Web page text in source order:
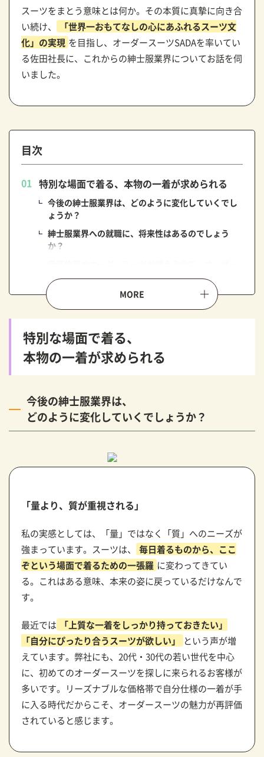
スーツをまとう意味とは何か。その本質に真摯に向き合
い続け、
「世界一おもてなしの心にあふれるスーツ文
化」の実現 を目指し、オーダースーツSADAを率いてい
る佐田社長に、これからの紳士服業界についてお話を伺
いました。
目次
特別な場面で着る、本物の一着が求められる
今後の紳士服業界は、どのように変化していくでし
ょうか？
紳士服業界への就職に、将来性はあるのでしょう
か？
スーツSADA様ならではの強みは何でしょうか？
オーダースーツSADAで、販売員として活躍する
社員のインタビュー特集
特別な場面で着る、
本物の一着が求められる
今後の紳士服業界は、
どのように変化していくでしょうか？
「量より、質が重視される」
私の実感としては、「量」ではなく「質」へのニーズが
強まっています。スーツは、
毎日着るものから、ここ
ぞという場面で着るための一張羅 に変わってきてい
る。これはある意味、本来の姿に戻っているだけなんで
す。
最近では
「上質な一着をしっかり持っておきたい」
「自分にぴったり合うスーツが欲しい」
という声が増
えています。弊社にも、20代・30代の若い世代を中心
に、初めてのオーダースーツを探しに来られるお客様が
多いです。リーズナブルな価格帯で自分仕様の一着が手
に入る時代だからこそ、オーダースーツの魅力が再評価
されていると感じます。